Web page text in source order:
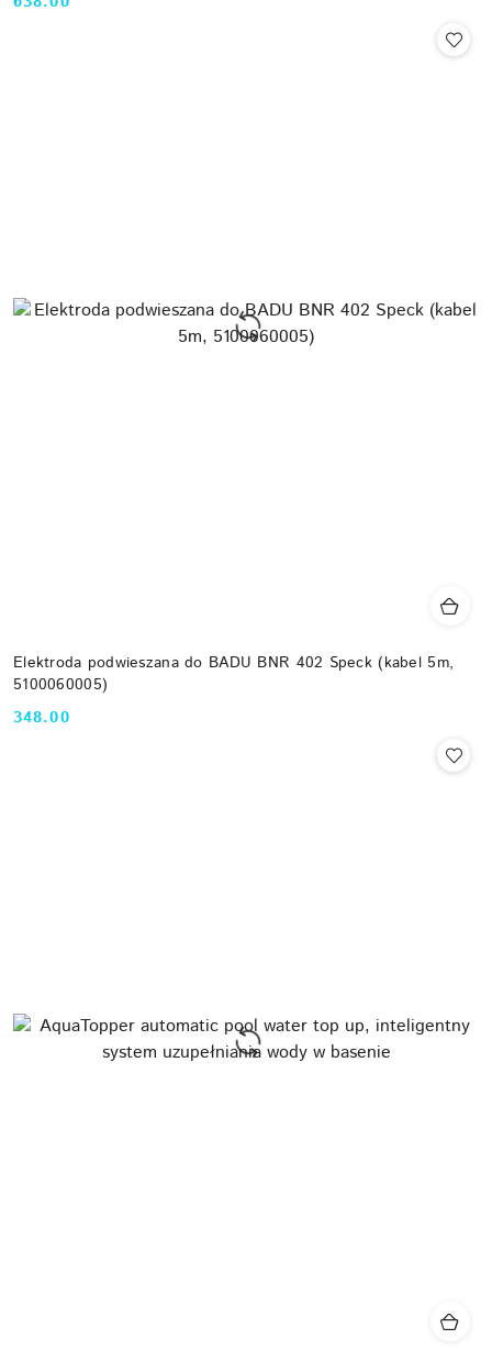
Cena:
Elektroda podwieszana do BADU BNR 402 Speck (kabel 5m,
5100060005)
Cena:
348.00